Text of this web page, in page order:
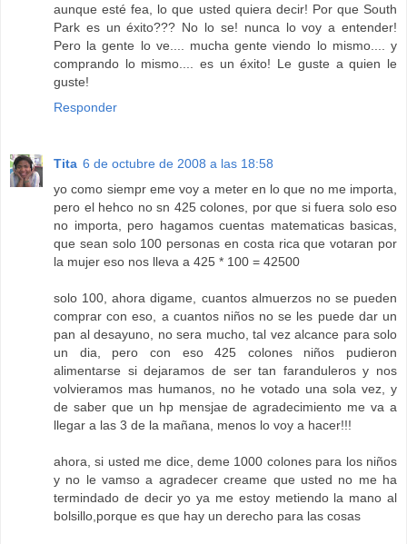
aunque esté fea, lo que usted quiera decir! Por que South
Park es un éxito??? No lo se! nunca lo voy a entender!
Pero la gente lo ve.... mucha gente viendo lo mismo.... y
comprando lo mismo.... es un éxito! Le guste a quien le
guste!
Responder
Tita 6 de octubre de 2008 a las 18:58
yo como siempr eme voy a meter en lo que no me importa,
pero el hehco no sn 425 colones, por que si fuera solo eso
no importa, pero hagamos cuentas matematicas basicas,
que sean solo 100 personas en costa rica que votaran por
la mujer eso nos lleva a 425 * 100 = 42500
solo 100, ahora digame, cuantos almuerzos no se pueden
comprar con eso, a cuantos niños no se les puede dar un
pan al desayuno, no sera mucho, tal vez alcance para solo
un dia, pero con eso 425 colones niños pudieron
alimentarse si dejaramos de ser tan faranduleros y nos
volvieramos mas humanos, no he votado una sola vez, y
de saber que un hp mensjae de agradecimiento me va a
llegar a las 3 de la mañana, menos lo voy a hacer!!!
ahora, si usted me dice, deme 1000 colones para los niños
y no le vamso a agradecer creame que usted no me ha
termindado de decir yo ya me estoy metiendo la mano al
bolsillo,porque es que hay un derecho para las cosas